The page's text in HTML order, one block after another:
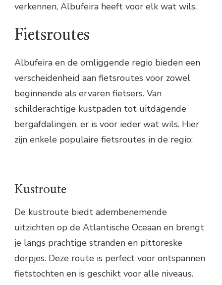
verkennen, Albufeira heeft voor elk wat wils.
Fietsroutes
Albufeira en de omliggende regio bieden een
verscheidenheid aan fietsroutes voor zowel
beginnende als ervaren fietsers. Van
schilderachtige kustpaden tot uitdagende
bergafdalingen, er is voor ieder wat wils. Hier
zijn enkele populaire fietsroutes in de regio:
Kustroute
De kustroute biedt adembenemende
uitzichten op de Atlantische Oceaan en brengt
je langs prachtige stranden en pittoreske
dorpjes. Deze route is perfect voor ontspannen
fietstochten en is geschikt voor alle niveaus.